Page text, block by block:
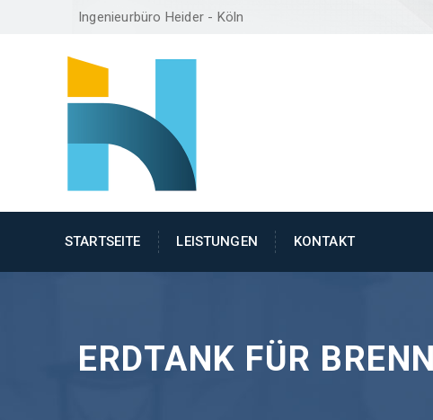
Ingenieurbüro Heider - Köln
STARTSEITE LEISTUNGEN KONTAKT
ERDTANK FÜR